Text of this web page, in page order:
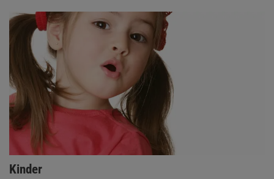
Kinder